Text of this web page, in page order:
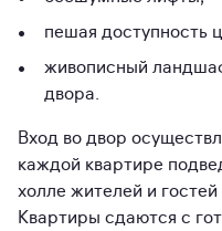
пешая доступность
живописный
двора.
Вход во двор
каждой квартире
холле жителей и
Квартиры сдаются с